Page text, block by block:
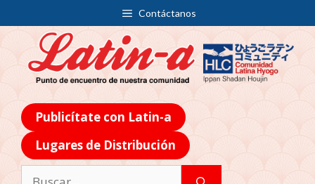
Contáctanos
Publicítate con Latin-a
Lugares de Distribución